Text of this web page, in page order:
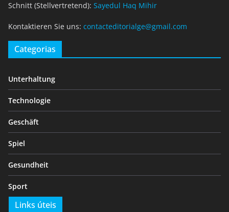
Schnitt (Stellvertretend): Sayedul Haq Mihir
Kontaktieren Sie uns: contacteditorialge@gmail.com
Categorias
Unterhaltung
Technologie
Geschäft
Spiel
Gesundheit
Sport
Links úteis